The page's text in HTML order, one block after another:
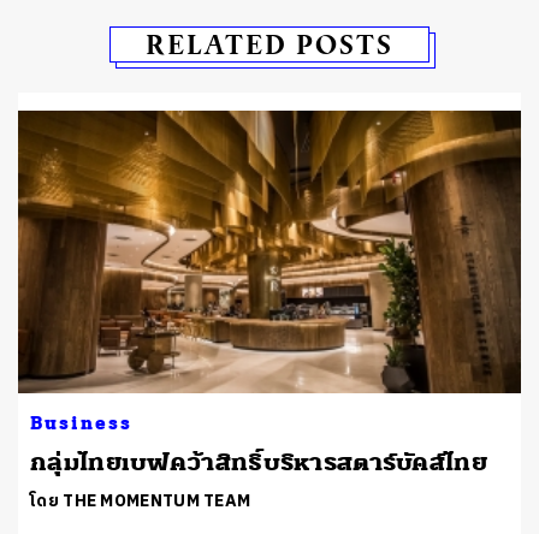
RELATED POSTS
Business
กลุ่มไทยเบฟคว้าสิทธิ์บริหารสตาร์บัคส์ไทย
โดย THE MOMENTUM TEAM